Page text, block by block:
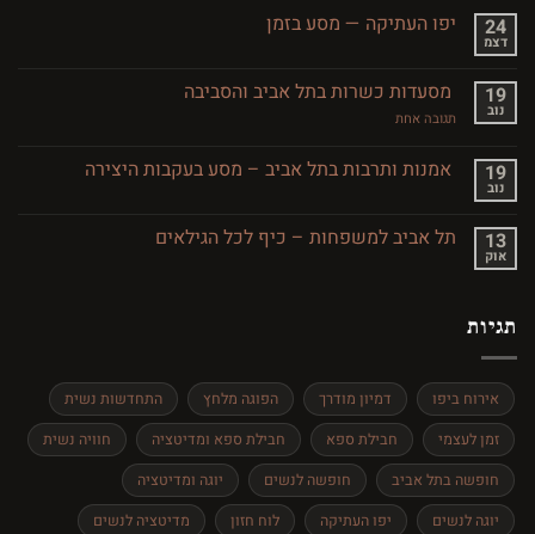
24
דצמ
יפו העתיקה — מסע בזמן
יפו
העתיקה
—
19
נוב
מסעדות כשרות בתל אביב והסביבה
תגובה אחתעל
בתל
אביב 19
נוב
אמנות ותרבות בתל אביב – מסע בעקבות היצירה
אמנות 13
אוק
תל אביב למשפחות – כיף לכל הגילאים
לכל
הגילאים
תגיות
אירוח ביפו דמיון מודרך הפוגה מלחץ
התחדשות נשית
זמן לעצמי
חבילת ספא חבילת ספא ומדיטציה
חוויה נשית
חופשה בתל אביב
חופשה לנשים
יוגה ומדיטציה
יוגה לנשים
יפו העתיקה לוח חזון
מדיטציה לנשים